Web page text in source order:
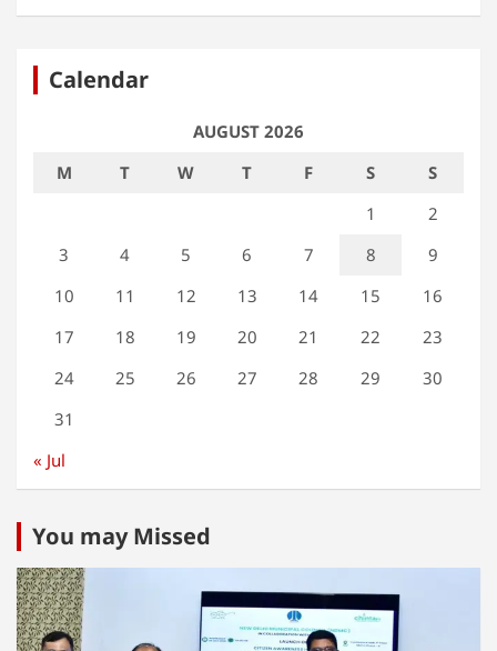
Calendar
AUGUST 2026
M
T W T F S
S
1
2
3
4 5 6 7 8
9
10
11 12 13 14 15
16
17
18 19 20 21 22
23
24
25 26 27 28 29
30
31
« Jul
You may Missed